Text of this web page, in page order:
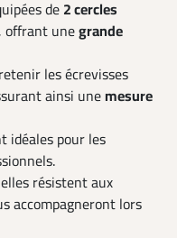
de 2 cercles
offrant unegrande
les écrevisses
ainsi unemesure
idéales pour les
résistent aux
accompagneront lors